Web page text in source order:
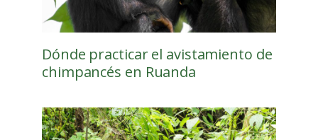
Dónde practicar el avistamiento de
chimpancés en Ruanda